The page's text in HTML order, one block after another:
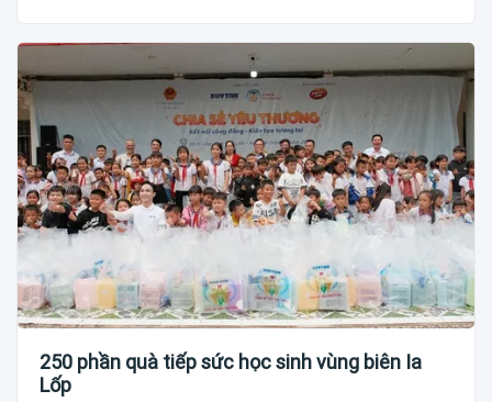
250 phần quà tiếp sức học sinh vùng biên Ia
Lốp